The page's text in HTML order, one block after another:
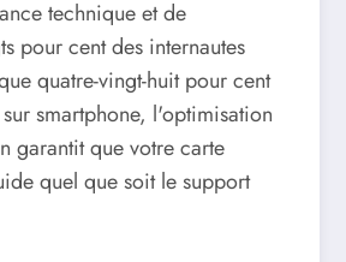
technique et de
pour cent des internautes
quatre-vingt-huit pour cent
smartphone, l'optimisation
garantit que votre carte
quel que soit le support